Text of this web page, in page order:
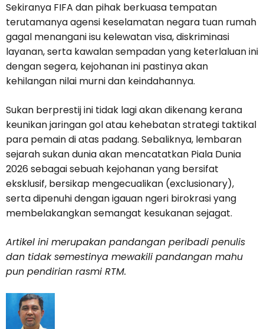
Sekiranya FIFA dan pihak berkuasa tempatan
terutamanya agensi keselamatan negara tuan rumah
gagal menangani isu kelewatan visa, diskriminasi
layanan, serta kawalan sempadan yang keterlaluan ini
dengan segera, kejohanan ini pastinya akan
kehilangan nilai murni dan keindahannya.
Sukan berprestij ini tidak lagi akan dikenang kerana
keunikan jaringan gol atau kehebatan strategi taktikal
para pemain di atas padang. Sebaliknya, lembaran
sejarah sukan dunia akan mencatatkan Piala Dunia
2026 sebagai sebuah kejohanan yang bersifat
eksklusif, bersikap mengecualikan (exclusionary),
serta dipenuhi dengan igauan ngeri birokrasi yang
membelakangkan semangat kesukanan sejagat.
Artikel ini merupakan pandangan peribadi penulis
dan tidak semestinya mewakili pandangan mahu
pun pendirian rasmi RTM.